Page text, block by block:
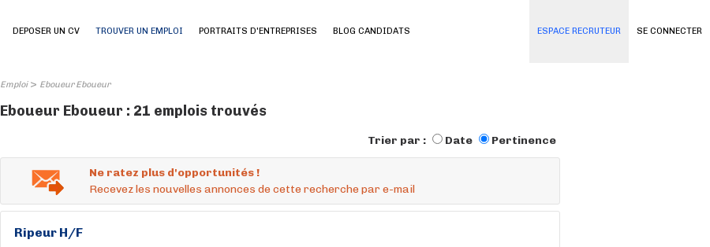
SE CONNECTER
DEPOSER UN CV TROUVER UN EMPLOI PORTRAITS D'ENTREPRISES BLOG CANDIDATS ESPACE RECRUTEUR
Emploi> Eboueur Eboueur
Eboueur Eboueur : 21 emplois trouvés
Trier par : Date Pertinence
Ne ratez plus d'opportunités !
Recevez les nouvelles annonces de cette recherche par e-mail
Ripeur H/F